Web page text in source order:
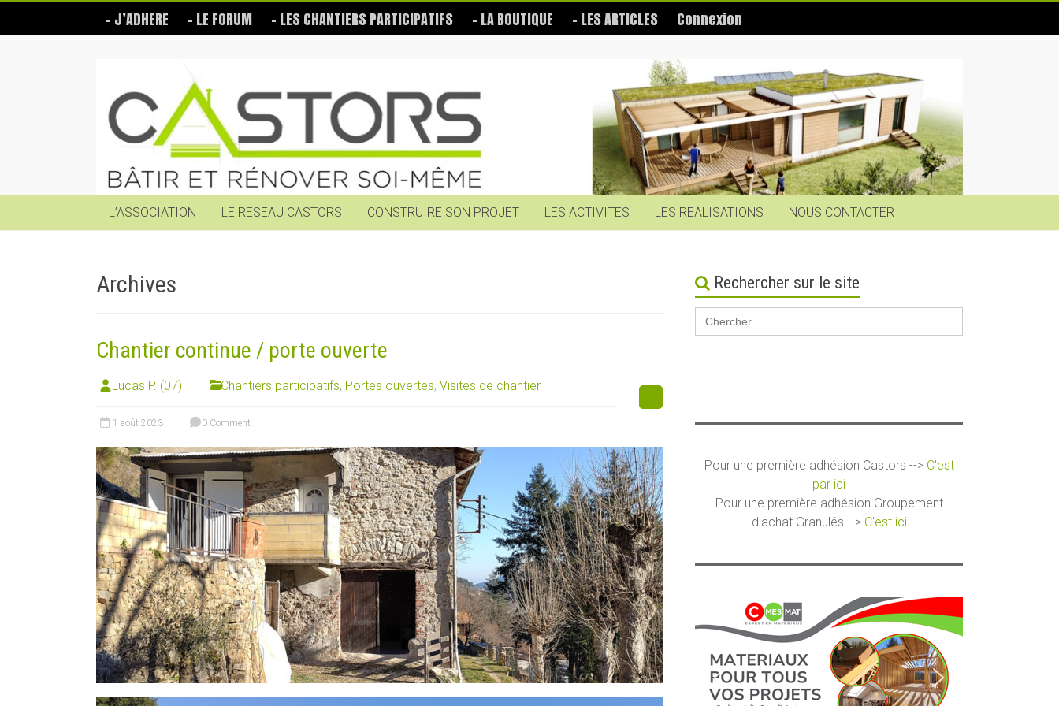
content
– J’ADHERE – LE FORUM – LES CHANTIERS PARTICIPATIFS – LA BOUTIQUE – LES ARTICLES Connexion
Castors
Bâtir
soi-
même
L’ASSOCIATION
LE RESEAU CASTORS CONSTRUIRE SON PROJET LES ACTIVITES LES REALISATIONS NOUS CONTACTER
Archives
Chantier continue / porte ouverte
Lucas P. (07) Chantiers participatifs, Portes ouvertes, Visites de chantier
1 août 2023 0 Comment
Rechercher sur le site
Search
for:
Pour une première adhésion Castors --> C'est
par ici
Pour une première adhésion Groupement
d'achat Granulés --> C'est ici